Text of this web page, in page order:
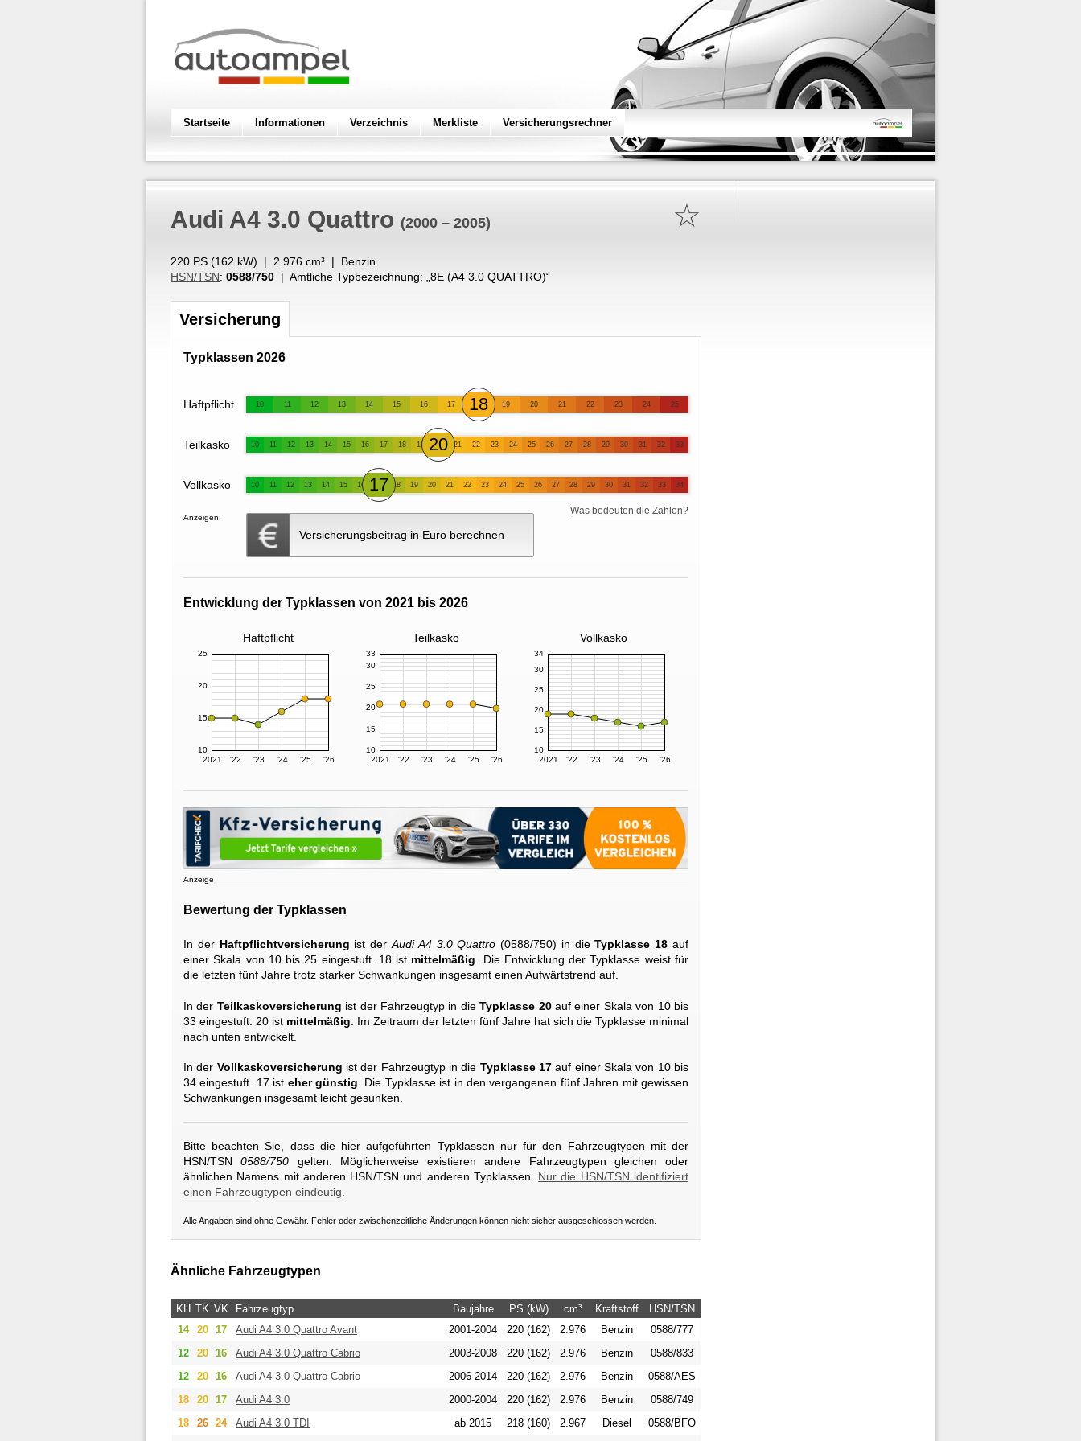
Startseite Informationen Verzeichnis Merkliste Versicherungsrechner
☆
Audi A4 3.0 Quattro (2000 – 2005)
220 PS (162 kW) | 2.976 cm³ | Benzin
HSN/TSN: 0588/750 | Amtliche Typbezeichnung: „ 8E (A4 3.0 QUATTRO)“
Versicherung
Typklassen 2026
Haftpflicht 10 11 12 13 14 15 16 17 18 19 20 21 22 23 24 25
Teilkasko 10 11 12 13 14 15 16 17 18 19 20 21 22 23 24 25 26 27 28 29 30 31 32 33
Vollkasko 10 11 12 13 14 15 16 17 18 19 20 21 22 23 24 25 26 27 28 29 30 31 32 33 34
Anzeigen:
Versicherungsbeitrag in Euro berechnen
Was bedeuten die Zahlen?
Entwicklung der Typklassen von 2021 bis 2026
Haftpflicht Teilkasko Vollkasko
2021 '22 '23 '24 '25 '26
10
15
20
25
2021 '22 '23 '24 '25 '26
10
15
20
25
30
33
2021 '22 '23 '24 '25 '26
10
15
20
25
30
34
Anzeige
Bewertung der Typklassen
In der Haftpflichtversicherung ist der Audi A4 3.0 Quattro (0588/750) in dieTypklasse 18 auf
einer Skala von 10 bis 25 eingestuft. 18 ist mittelmäßig . Die Entwicklung der Typklasse weist für
die letzten fünf Jahre trotz starker Schwankungen insgesamt einen Aufwärtstrend auf.
In der Teilkaskoversicherung ist der Fahrzeugtyp in dieTypklasse 20auf einer Skala von 10 bis
33 eingestuft. 20 ist mittelmäßig . Im Zeitraum der letzten fünf Jahre hat sich die Typklasse minimal
nach unten entwickelt.
In der Vollkaskoversicherung ist der Fahrzeugtyp in die Typklasse 17 auf einer Skala von 10 bis
34 eingestuft. 17 ist eher günstig. Die Typklasse ist in den vergangenen fünf Jahren mit gewissen
Schwankungen insgesamt leicht gesunken.
Bitte beachten Sie, dass die hier aufgeführten Typklassen nur für den Fahrzeugtypen mit der
HSN/TSN0588/750 gelten. Möglicherweise existieren andere Fahrzeugtypen gleichen oder
ähnlichen Namens mit anderen HSN/TSN und anderen Typklassen. Nur die HSN/TSN identifiziert
einen Fahrzeugtypen eindeutig.
Alle Angaben sind ohne Gewähr. Fehler oder zwischenzeitliche Änderungen können nicht sicher ausgeschlossen werden.
Ähnliche Fahrzeugtypen
KH TK VK Fahrzeugtyp Baujahre PS (kW) cm³ Kraftstoff
HSN/TSN
14
20 17 Audi A4 3.0 Quattro Avant 2001-2004 220 (162) 2.976 Benzin
0588/777
12
20 16 Audi A4 3.0 Quattro Cabrio 2003-2008 220 (162) 2.976 Benzin
0588/833
12
20 16 Audi A4 3.0 Quattro Cabrio 2006-2014 220 (162) 2.976 Benzin
0588/AES
18
20 17 Audi A4 3.0 2000-2004 220 (162) 2.976 Benzin
0588/749
18
26 24 Audi A4 3.0 TDI ab 2015 218 (160) 2.967 Diesel
0588/BFO